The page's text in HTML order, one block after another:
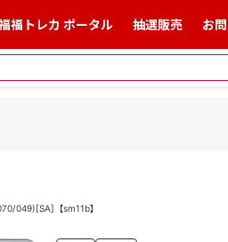
福トレカ ポータル 抽選販売 お
049)[SA]【sm11b】